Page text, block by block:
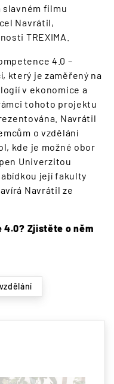
slavném filmu
Navrátil,
TREXIMA.
4.0 –
který je zaměřený na
v ekonomice a
tohoto projektu
Navrátil
o vzdělání
kde je možné obor
Univerzitou
její fakulty
Navrátil ze
4.0? Zjistěte o něm